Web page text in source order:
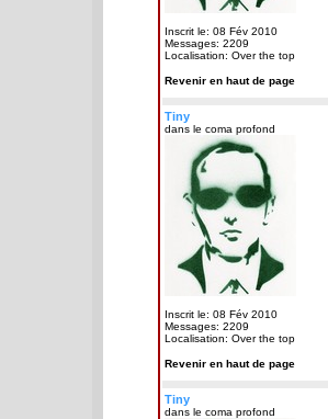
Inscrit le: 08 Fév 2010
Messages: 2209
Localisation: Over the top
Revenir en haut de page
Tiny
dans le coma profond
Inscrit le: 08 Fév 2010
Messages: 2209
Localisation: Over the top
Revenir en haut de page
Tiny
dans le coma profond